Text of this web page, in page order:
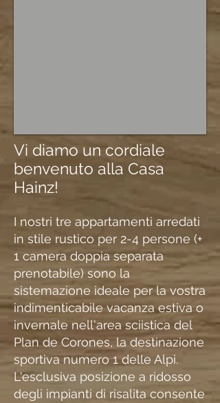
Vi diamo un cordiale
benvenuto alla Casa
Hainz!
I nostri tre appartamenti arredati
in stile rustico per 2-4 persone (+
1 camera doppia separata
prenotabile) sono la
sistemazione ideale per la vostra
indimenticabile vacanza estiva o
invernale nell'area sciistica del
Plan de Corones, la destinazione
sportiva numero 1 delle Alpi.
L'esclusiva posizione a ridosso
degli impianti di risalita consente